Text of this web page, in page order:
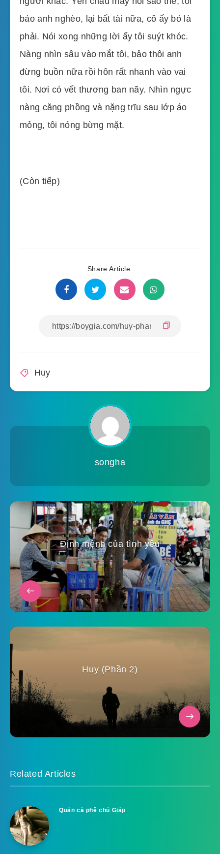
bảo anh nghèo, lại bất tài nữa, cô ấy bỏ là
phải. Nói xong những lời ấy tôi suýt khóc.
Nàng nhìn sâu vào mắt tôi, bảo thôi anh
đừng buồn nữa rồi hôn rất nhanh vào vai
tôi. Nơi có vết thương ban nãy. Nhìn ngực
nàng căng phồng và nặng trĩu sau lớp áo
mỏng, tôi nóng bừng mặt.
(Còn tiếp)
Share Article:
Huy
songha
Định mệnh của tình yêu
Huy (Phần 2)
Related Articles
Quán cà phê chú Giáp